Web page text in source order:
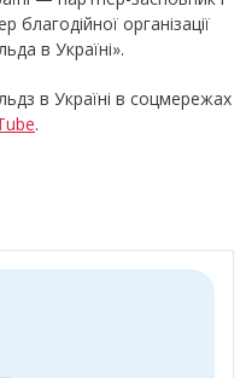
організації
в Україні».
в Україні в соцмережах
.